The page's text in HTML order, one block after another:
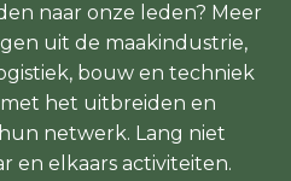
naar onze leden? Meer
uit de maakindustrie,
bouw en techniek
het uitbreiden en
netwerk. Lang niet
en elkaars activiteiten.